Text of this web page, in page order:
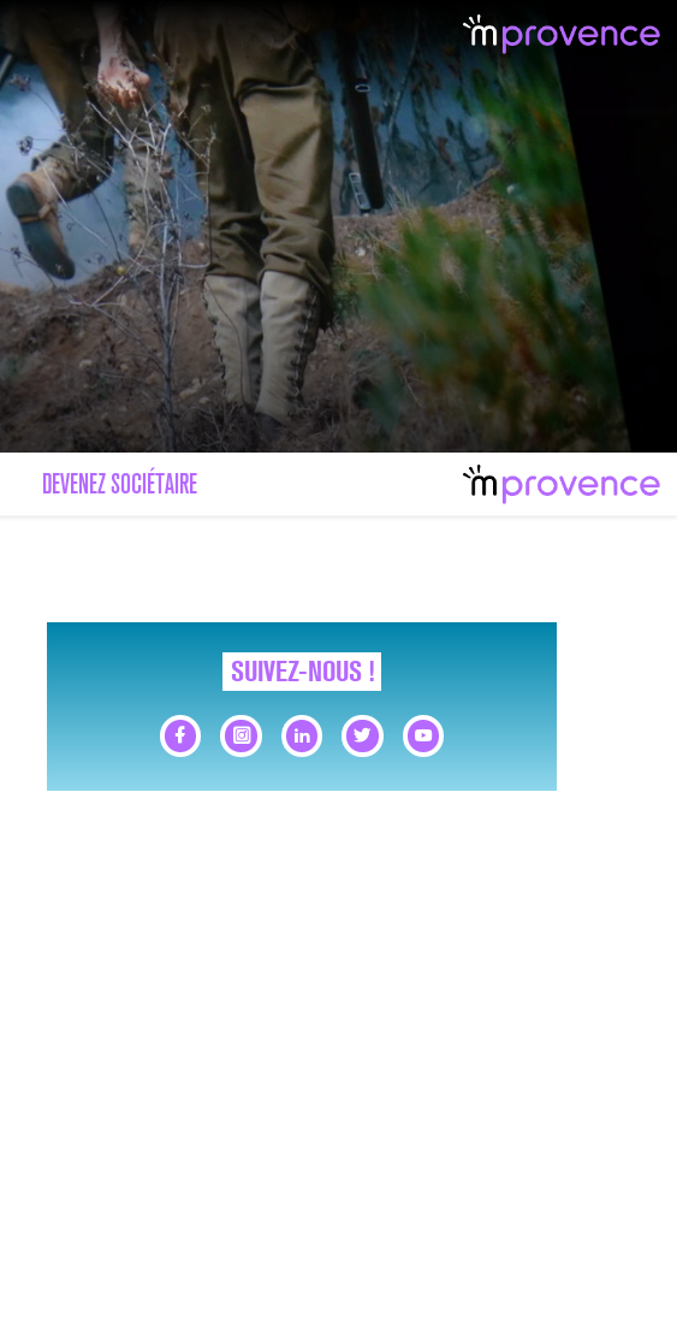
DEVENEZ SOCIÉTAIRE
SUIVEZ-NOUS !